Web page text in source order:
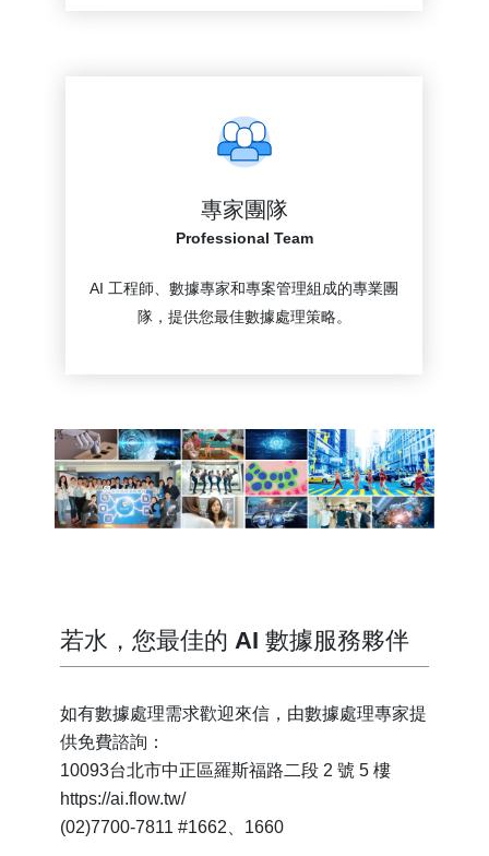
專家團隊
Professional Team
AI 工程師、數據專家和專案管理組成的專業團
隊，提供您最佳數據處理策略。
若水，您最佳的 AI 數據服務夥伴
如有數據處理需求歡迎來信，由數據處理專家提
供免費諮詢：
10093台北市中正區羅斯福路二段 2 號 5 樓
https://ai.flow.tw/
(02)7700-7811 #1662、1660